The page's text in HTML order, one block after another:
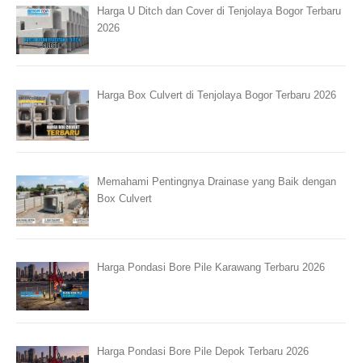
Harga U Ditch dan Cover di Tenjolaya Bogor Terbaru
2026
Harga Box Culvert di Tenjolaya Bogor Terbaru 2026
Memahami Pentingnya Drainase yang Baik dengan
Box Culvert
Harga Pondasi Bore Pile Karawang Terbaru 2026
Harga Pondasi Bore Pile Depok Terbaru 2026